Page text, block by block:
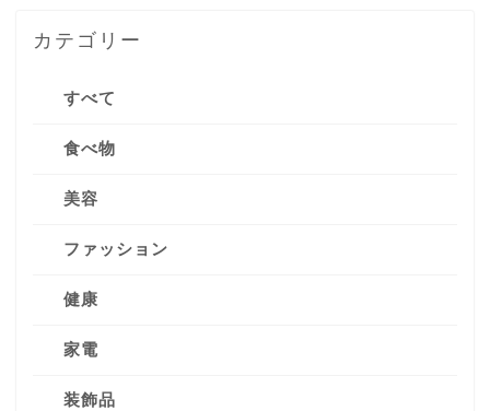
カテゴリー
すべて
食べ物
美容
ファッション
健康
家電
装飾品